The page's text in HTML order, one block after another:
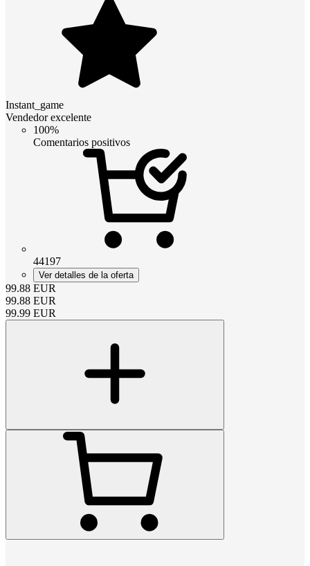
Instant_game
Vendedor excelente
100%
Comentarios positivos
44197
Ver detalles de la oferta
99.88 EUR
99.88 EUR
99.99 EUR